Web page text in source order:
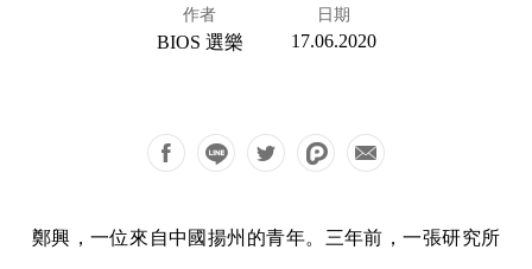
作者
BIOS 選樂
日期
17.06.2020
鄭興，一位來自中國揚州的青年。三年前，一張研究所